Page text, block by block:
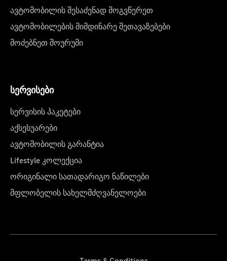
ავტომობილის შესაძენად მოგვწერეთ
ავტომობილების მიმდინარე შეთავაზებები
მოძებნეთ შოურუმი
სერვისები
სერვისის პაკეტები
აქსესუარები
ავტომობილის გარანტია
Lifestyle კოლექცია
ორიგინალი სათადარიგო ნაწილები
მფლობელის სახელმძღვანელოები